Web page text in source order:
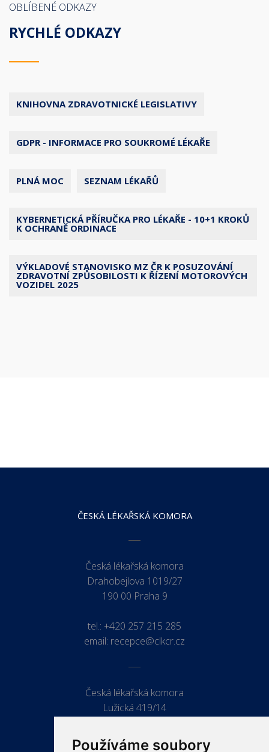
Používáme soubory
OBLÍBENÉ ODKAZY
RYCHLÉ ODKAZY
KNIHOVNA ZDRAVOTNICKÉ LEGISLATIVY
GDPR - INFORMACE PRO SOUKROMÉ LÉKAŘE
PLNÁ MOC SEZNAM LÉKAŘŮ
KYBERNETICKÁ PŘÍRUČKA PRO LÉKAŘE - 10+1 KROKŮ
K OCHRANĚ ORDINACE
VÝKLADOVÉ STANOVISKO MZ ČR K POSUZOVÁNÍ
ZDRAVOTNÍ ZPŮSOBILOSTI K ŘÍZENÍ MOTOROVÝCH
VOZIDEL 2025
ČESKÁ LÉKAŘSKÁ KOMORA
Česká lékařská komora
Drahobejlova 1019/27
190 00 Praha 9
tel.: +420 257 215 285
email: recepce@clkcr.cz
Česká lékařská komora
Lužická 419/14